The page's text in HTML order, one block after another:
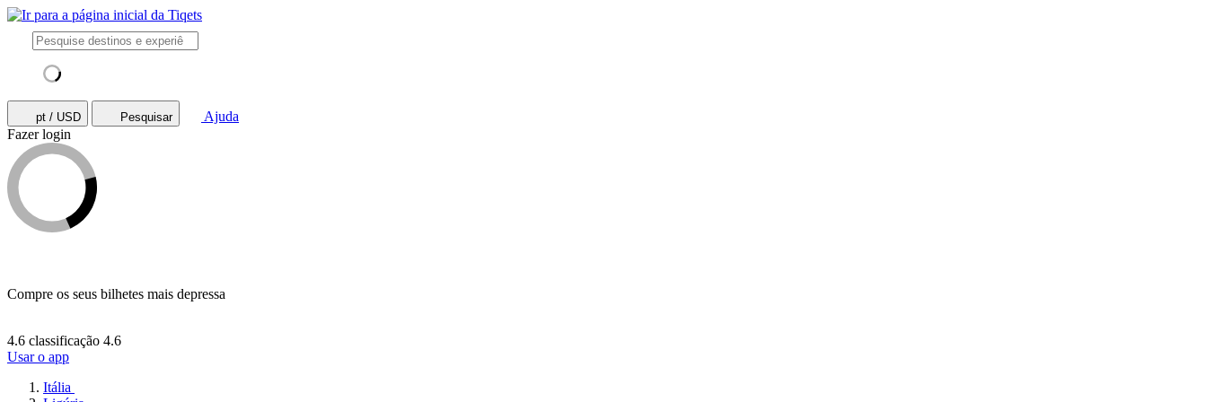
pt / USD Pesquisar
Ajuda
Fazer login
Compre os seus bilhetes mais depressa
4.6 classificação 4.6
Usar o app
Itália